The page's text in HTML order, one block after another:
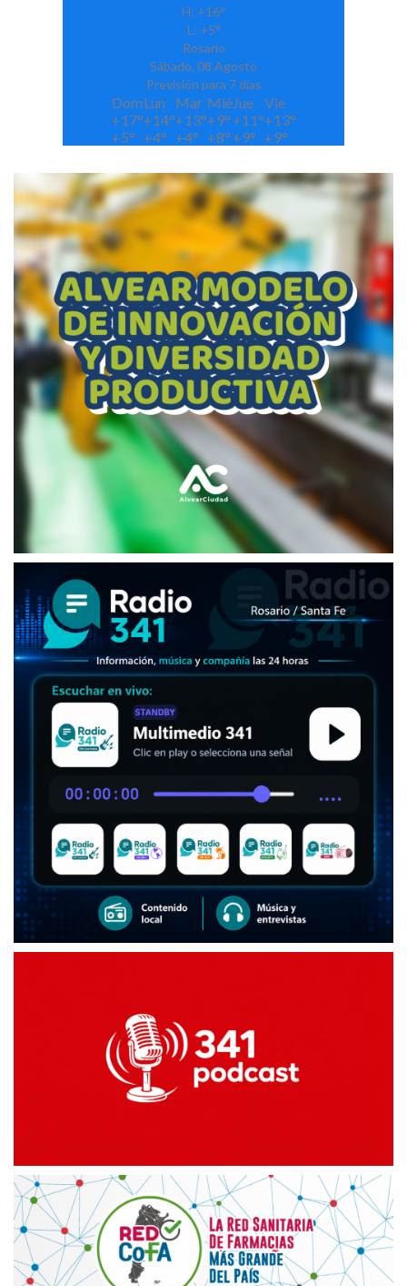
H: +16°
L: +5°
Rosario
Sábado, 08 Agosto
Previsión para 7 días
DomLun Mar MiéJue
Vie
+17°+14°+13°+9° +11°+13°
+5° +4° +4° +8° +9° +9°